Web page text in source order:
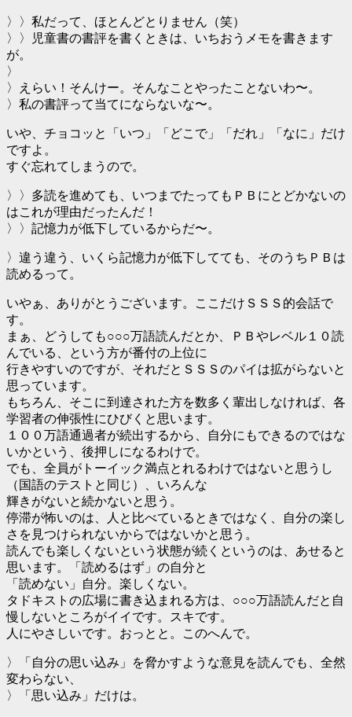
〉〉私だって、ほとんどとりません（笑）
〉〉児童書の書評を書くときは、いちおうメモを書きます
が。
〉
〉えらい！そんけー。そんなことやったことないわ〜。
〉私の書評って当てにならないな〜。
いや、チョコッと「いつ」「どこで」「だれ」「なに」だけ
ですよ。
すぐ忘れてしまうので。
〉〉多読を進めても、いつまでたってもＰＢにとどかないの
はこれが理由だったんだ！
〉〉記憶力が低下しているからだ〜。
〉違う違う、いくら記憶力が低下してても、そのうちＰＢは
読めるって。
いやぁ、ありがとうございます。ここだけＳＳＳ的会話で
す。
まぁ、どうしても○○○万語読んだとか、ＰＢやレベル１０読
んでいる、という方が番付の上位に
行きやすいのですが、それだとＳＳＳのパイは拡がらないと
思っています。
もちろん、そこに到達された方を数多く輩出しなければ、各
学習者の伸張性にひびくと思います。
１００万語通過者が続出するから、自分にもできるのではな
いかという、後押しになるわけで。
でも、全員がトーイック満点とれるわけではないと思うし
（国語のテストと同じ）、いろんな
輝きがないと続かないと思う。
停滞が怖いのは、人と比べているときではなく、自分の楽し
さを見つけられないからではないかと思う。
読んでも楽しくないという状態が続くというのは、あせると
思います。「読めるはず」の自分と
「読めない」自分。楽しくない。
タドキストの広場に書き込まれる方は、○○○万語読んだと自
慢しないところがイイです。スキです。
人にやさしいです。おっとと。このへんで。
〉「自分の思い込み」を脅かすような意見を読んでも、全然
変わらない、
〉「思い込み」だけは。